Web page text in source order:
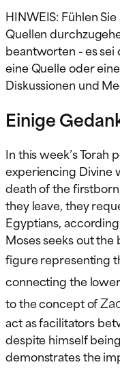
HINWEIS: Fühlen
Quellen
beantworten - es sei
eine Quelle oder
Diskussionen und
Einige
In this week’s Torah
experiencing Divine
death of the
they leave, they
Egyptians,
Moses seeks out
figure representing
connecting the
to the concept of
act as facilitators
despite himself
demonstrates the